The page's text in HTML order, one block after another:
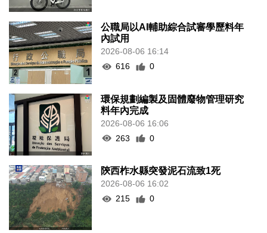
公職局以AI輔助綜合試審學歷料年
內試用
2026-08-06 16:14
616
0
環保規劃編製及固體廢物管理研究
料年內完成
2026-08-06 16:06
263
0
陝西柞水縣突發泥石流致1死
2026-08-06 16:02
215
0